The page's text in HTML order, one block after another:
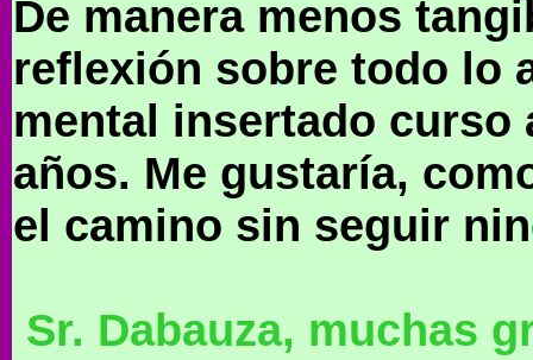
De manera menos
reflexión sobre todo lo
mental insertado curso
años. Me gustaría,
el camino sin seguir
Sr. Dabauza, muchas